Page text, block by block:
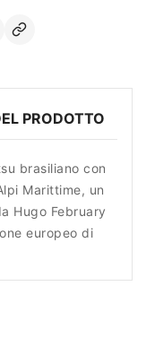
PRODOTTO
brasiliano con
Marittime, un
Hugo February
europeo di